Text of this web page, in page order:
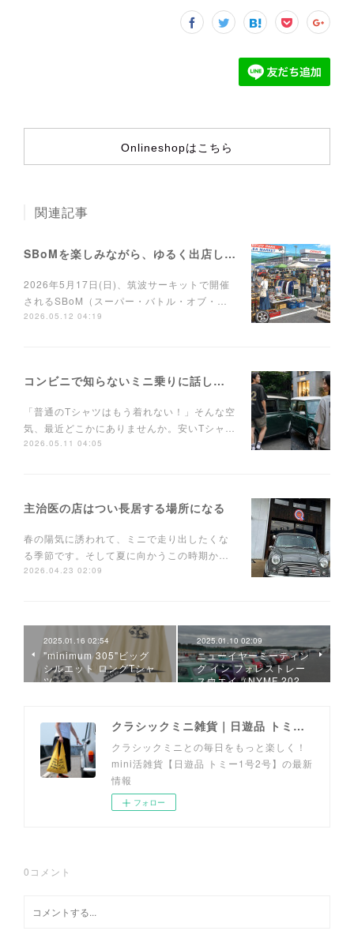
Onlineshopはこちら
関連記事
SBoMを楽しみながら、ゆるく出店しませんか？
2026年5月17日(日)、筑波サーキットで開催
されるSBoM（スーパー・バトル・オブ・…
2026.05.12 04:19
コンビニで知らないミニ乗りに話しかけられるTシャツ
「普通のTシャツはもう着れない！」そんな空
気、最近どこかにありませんか。安いTシャ…
2026.05.11 04:05
主治医の店はつい長居する場所になる
春の陽気に誘われて、ミニで走り出したくな
る季節です。そして夏に向かうこの時期か…
2026.04.23 02:09
2025.01.16 02:54
"minimum 305"ビッグ
シルエット ロングTシャ
ツ
2025.01.10 02:09
ニューイヤーミーティン
グ イン フォレストレー
スウエイ（NYMF 202…
クラシックミニ雑貨｜日遊品 トミー1号2号
クラシックミニとの毎日をもっと楽しく！
mini活雑貨【日遊品 トミー1号2号】の最新
情報
フォロー
0 コメント